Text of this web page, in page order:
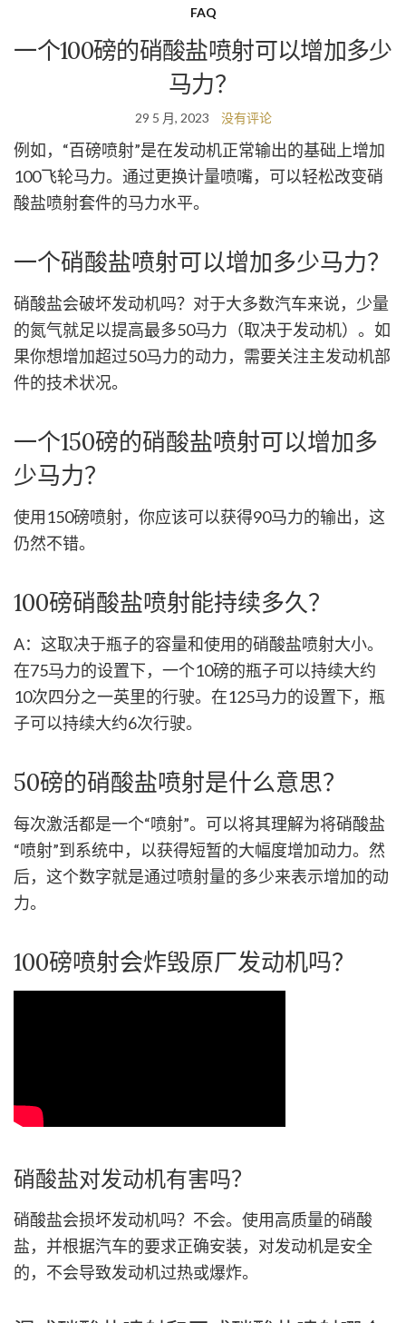
FAQ
一个100磅的硝酸盐喷射可以增加多少
马力？
29 5 月, 2023 没有评论
例如，“百磅喷射”是在发动机正常输出的基础上增加
100飞轮马力。通过更换计量喷嘴，可以轻松改变硝
酸盐喷射套件的马力水平。
一个硝酸盐喷射可以增加多少马力？
硝酸盐会破坏发动机吗？对于大多数汽车来说，少量
的氮气就足以提高最多50马力（取决于发动机）。如
果你想增加超过50马力的动力，需要关注主发动机部
件的技术状况。
一个150磅的硝酸盐喷射可以增加多
少马力？
使用150磅喷射，你应该可以获得90马力的输出，这
仍然不错。
100磅硝酸盐喷射能持续多久？
A：这取决于瓶子的容量和使用的硝酸盐喷射大小。
在75马力的设置下，一个10磅的瓶子可以持续大约
10次四分之一英里的行驶。在125马力的设置下，瓶
子可以持续大约6次行驶。
50磅的硝酸盐喷射是什么意思？
每次激活都是一个“喷射”。可以将其理解为将硝酸盐
“喷射”到系统中，以获得短暂的大幅度增加动力。然
后，这个数字就是通过喷射量的多少来表示增加的动
力。
100磅喷射会炸毁原厂发动机吗？
硝酸盐对发动机有害吗？
硝酸盐会损坏发动机吗？不会。使用高质量的硝酸
盐，并根据汽车的要求正确安装，对发动机是安全
的，不会导致发动机过热或爆炸。